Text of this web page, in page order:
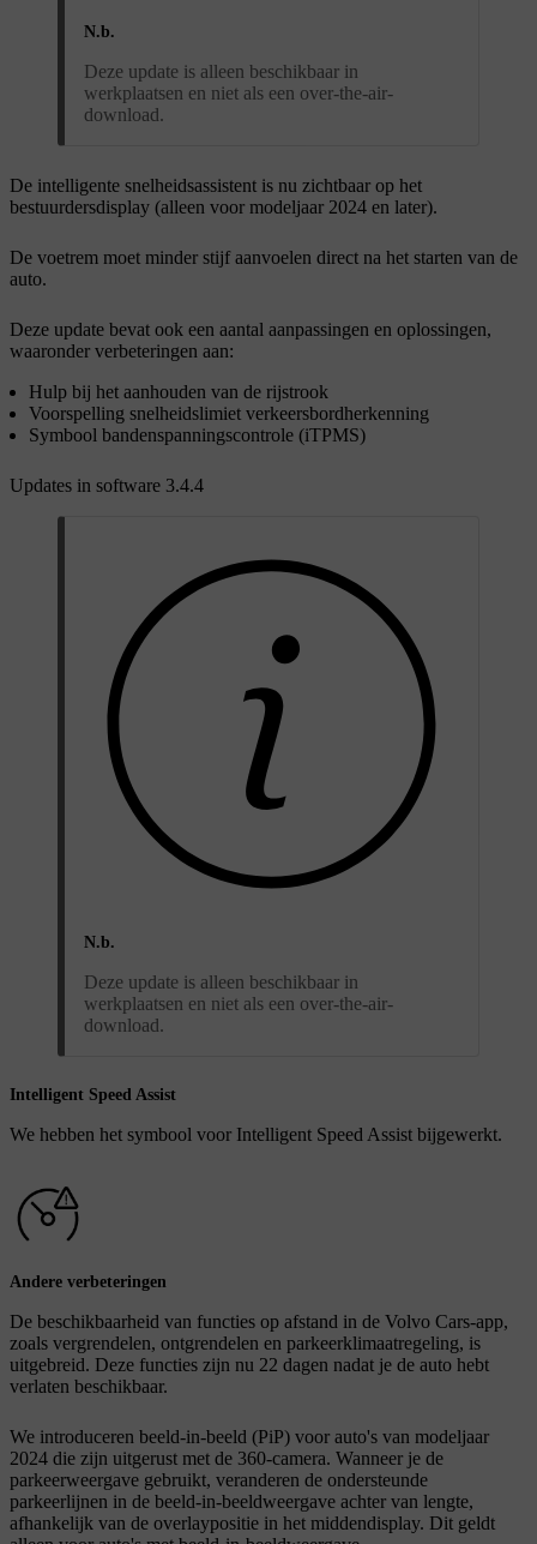
N.b.
Deze update is alleen beschikbaar in
werkplaatsen en niet als een over-the-air-
download.
De intelligente snelheidsassistent is nu zichtbaar op het
bestuurdersdisplay (alleen voor modeljaar 2024 en later).
De voetrem moet minder stijf aanvoelen direct na het starten van de
auto.
Deze update bevat ook een aantal aanpassingen en oplossingen,
waaronder verbeteringen aan:
Hulp bij het aanhouden van de rijstrook
Voorspelling snelheidslimiet verkeersbordherkenning
Symbool bandenspanningscontrole (iTPMS)
Updates in software 3.4.4
N.b.
Deze update is alleen beschikbaar in
werkplaatsen en niet als een over-the-air-
download.
Intelligent Speed Assist
We hebben het symbool voor Intelligent Speed Assist bijgewerkt.
Andere verbeteringen
De beschikbaarheid van functies op afstand in de Volvo Cars-app,
zoals vergrendelen, ontgrendelen en parkeerklimaatregeling, is
uitgebreid. Deze functies zijn nu 22 dagen nadat je de auto hebt
verlaten beschikbaar.
We introduceren beeld-in-beeld (PiP) voor auto's van modeljaar
2024 die zijn uitgerust met de 360-camera. Wanneer je de
parkeerweergave gebruikt, veranderen de ondersteunde
parkeerlijnen in de beeld-in-beeldweergave achter van lengte,
afhankelijk van de overlaypositie in het middendisplay. Dit geldt